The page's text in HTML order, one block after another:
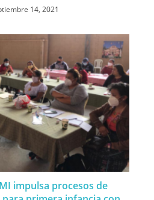
14, 2021
impulsa procesos de